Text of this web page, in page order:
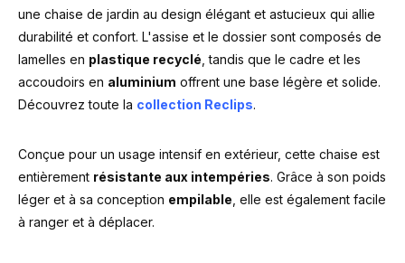
une chaise de jardin au design élégant et astucieux qui allie
durabilité et confort. L'assise et le dossier sont composés de
lamelles en plastique recyclé , tandis que le cadre et les
accoudoirs en aluminium offrent une base légère et solide.
Découvrez toute la collection Reclips.
Conçue pour un usage intensif en extérieur, cette chaise est
entièrement résistante aux intempéries. Grâce à son poids
léger et à sa conception empilable , elle est également facile
à ranger et à déplacer.